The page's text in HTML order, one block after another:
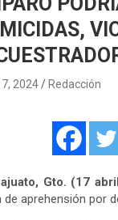
2024 Redacción
Gto. (17
de aprehensión por